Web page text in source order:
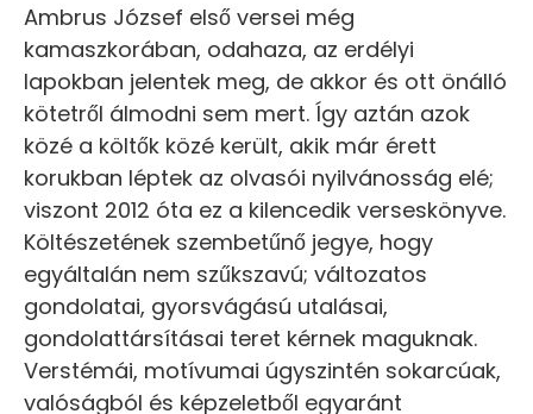
Ambrus József első versei még
kamaszkorában, odahaza, az erdélyi
lapokban jelentek meg, de akkor és ott önálló
kötetről álmodni sem mert. Így aztán azok
közé a költők közé került, akik már érett
korukban léptek az olvasói nyilvánosság elé;
viszont 2012 óta ez a kilencedik verseskönyve.
Költészetének szembetűnő jegye, hogy
egyáltalán nem szűkszavú; változatos
gondolatai, gyorsvágású utalásai,
gondolattársításai teret kérnek maguknak.
Verstémái, motívumai úgyszintén sokarcúak,
valóságból és képzeletből egyaránt